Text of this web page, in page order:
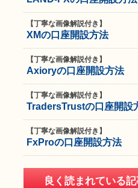
【丁寧な画像解説付き】
XMの口座開設方法
【丁寧な画像解説付き】
Axioryの口座開設方法
【丁寧な画像解説付き】
TradersTrustの口座開設
【丁寧な画像解説付き】
FxProの口座開設方法
良く読まれている